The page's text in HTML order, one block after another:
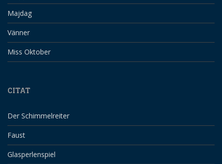
Majdag
Vänner
Miss Oktober
CITAT
Der Schimmelreiter
Faust
Glasperlenspiel